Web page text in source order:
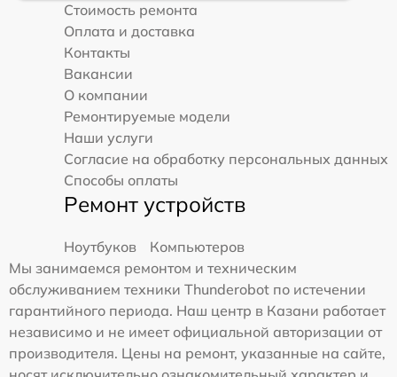
Стоимость ремонта
Оплата и доставка
Контакты
Вакансии
О компании
Ремонтируемые модели
Наши услуги
Согласие на обработку персональных данных
Способы оплаты
Ремонт устройств
Ноутбуков
Компьютеров
Мы занимаемся ремонтом и техническим
обслуживанием техники Thunderobot по истечении
гарантийного периода. Наш центр в Казани работает
независимо и не имеет официальной авторизации от
производителя. Цены на ремонт, указанные на сайте,